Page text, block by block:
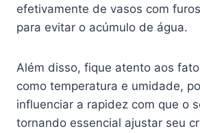
efetivamente de vasos com
para evitar o acúmulo de água.
Além disso, fique atento aos
como temperatura e umidade,
influenciar a rapidez com que o
tornando essencial ajustar seu